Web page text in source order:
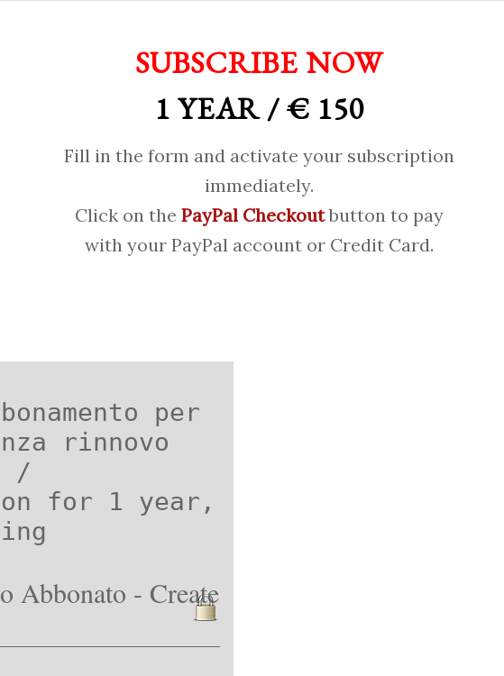
SUBSCRIBE NOW
1 YEAR / € 150
Fill in the form and activate your subscription
immediately.
Click on the PayPal Checkoutbutton to pay
with your PayPal account or Credit Card.
per
rinnovo
/
for 1 year,
Abbonato - Create